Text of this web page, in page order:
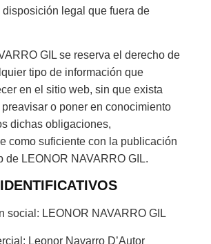
legal que fuera de
GIL se reserva el derecho de
tipo de información que
en el sitio web, sin que exista
o poner en conocimiento
dichas obligaciones,
como suficiente con la publicación
de LEONOR NAVARRO GIL.
social: LEONOR NAVARRO GIL
Leonor Navarro D’Autor